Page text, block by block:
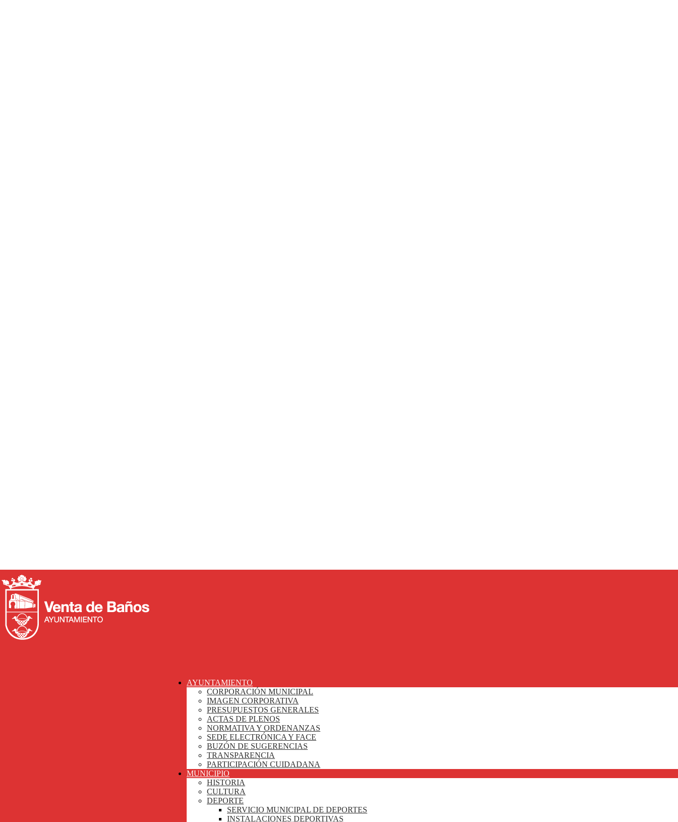
AYUNTAMIENTO
CORPORACIÓN MUNICIPAL
IMAGEN CORPORATIVA
PRESUPUESTOS GENERALES
ACTAS DE PLENOS
NORMATIVA Y ORDENANZAS
SEDE ELECTRÓNICA Y FACE
BUZÓN DE SUGERENCIAS
TRANSPARENCIA
PARTICIPACIÓN CUIDADANA
MUNICIPIO
HISTORIA
CULTURA
DEPORTE
SERVICIO MUNICIPAL DE DEPORTES
INSTALACIONES DEPORTIVAS